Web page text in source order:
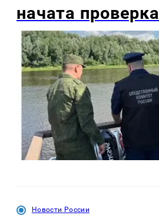
начата проверка
Новости России